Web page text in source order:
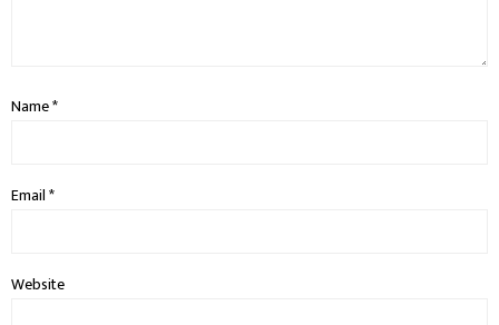
Name*
Email*
Website